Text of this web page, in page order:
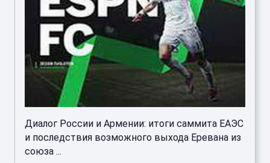
Диалог России и Армении: итоги саммита ЕАЭС
и последствия возможного выхода Еревана из
союза ...